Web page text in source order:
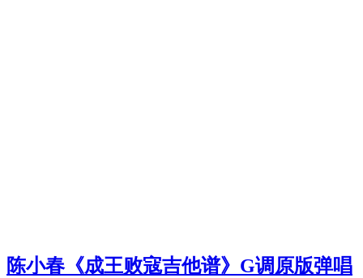
陈小春《成王败寇吉他谱》G调原版弹唱